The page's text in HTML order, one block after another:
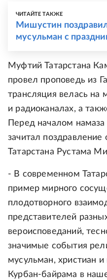
ЧИТАЙТЕ ТАКЖЕ
Мишустин
мусульман с
Муфтий Татарстана
провел проповедь из
трансляция велась на
и радиоканалах, а
Перед началом
зачитал поздравление
Татарстана Рустама
- В современном
пример мирного
плодотворного
представителей
вероисповеданий,
значимые события
мусульман, христиан
Курбан-байрама в